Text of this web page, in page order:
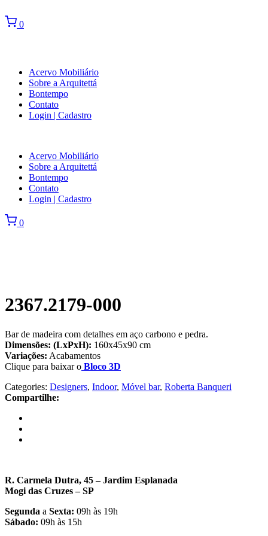
0
Acervo Mobiliário
Sobre a Arquitettá
Bontempo
Contato
Login | Cadastro
Acervo Mobiliário
Sobre a Arquitettá
Bontempo
Contato
Login | Cadastro
0
2367.2179-000
Bar de madeira com detalhes em aço carbono e pedra.
Dimensões: (LxPxH): 160x45x90 cm
Variações: Acabamentos
Clique para baixar o Bloco 3D
Categories: Designers, Indoor, Móvel bar, Roberta Banqueri
Compartilhe:
R. Carmela Dutra, 45 – Jardim Esplanada
Mogi das Cruzes – SP
Segunda a Sexta: 09h às 19h
Sábado: 09h às 15h